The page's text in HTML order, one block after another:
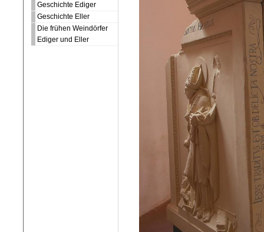
Geschichte Ediger
Geschichte Eller
Die frühen Weindörfer
Ediger und Eller